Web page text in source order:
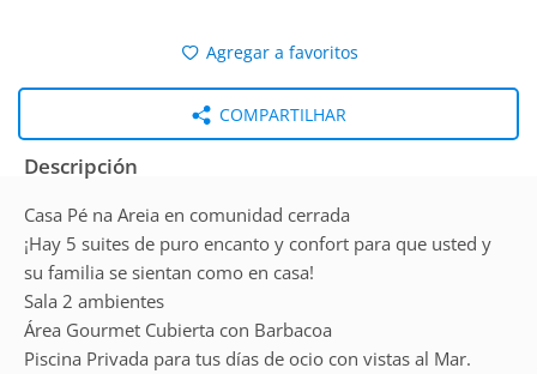
Agregar a favoritos
COMPARTILHAR
Descripción
Casa Pé na Areia en comunidad cerrada
¡Hay 5 suites de puro encanto y confort para que usted y
su familia se sientan como en casa!
Sala 2 ambientes
Área Gourmet Cubierta con Barbacoa
Piscina Privada para tus días de ocio con vistas al Mar.